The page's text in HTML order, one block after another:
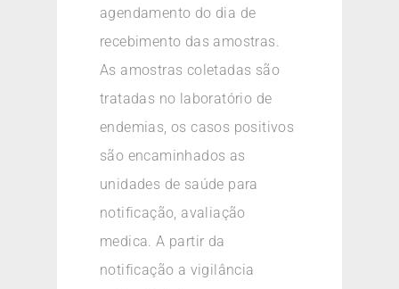
agendamento do dia de
recebimento das amostras.
As amostras coletadas são
tratadas no laboratório de
endemias, os casos positivos
são encaminhados as
unidades de saúde para
notificação, avaliação
medica. A partir da
notificação a vigilância